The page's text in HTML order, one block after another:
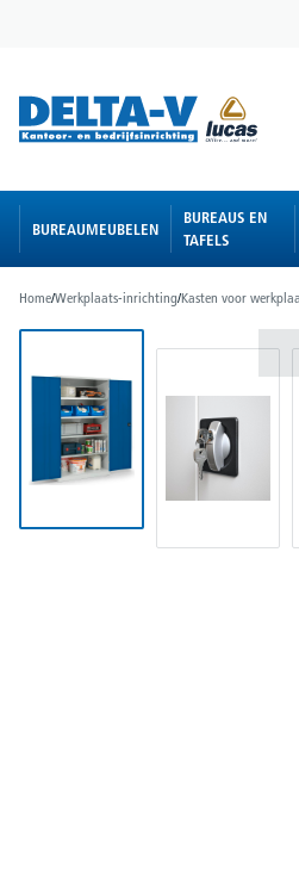
BUREAUMEUBELEN
BUREAUS EN
TAFELS
Home/Werkplaats-inrichting/Kasten voor